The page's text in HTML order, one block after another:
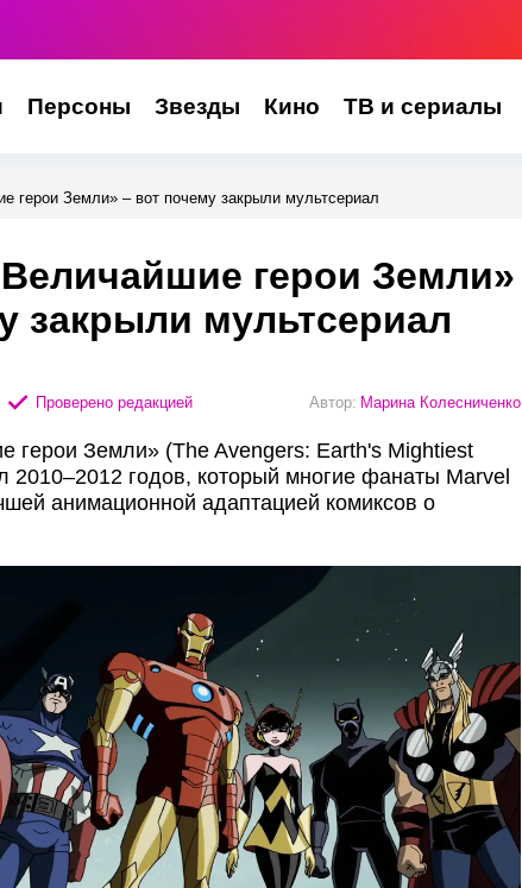
Персоны Звезды Кино ТВ и сериалы
герои Земли» – вот почему закрыли мультсериал
герои Земли»
закрыли мультсериал
Проверено редакцией Автор: Марина Колесниченко
герои Земли» (The Avengers: Earth's Mightiest
2010–2012 годов, который многие фанаты Marvel
анимационной адаптацией комиксов о